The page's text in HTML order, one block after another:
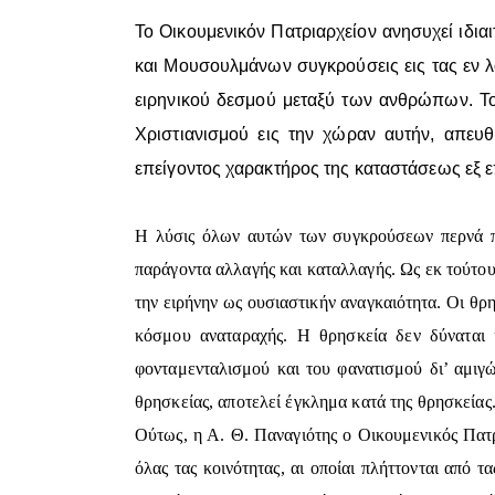
Το Οικουμενικόν Πατριαρχείον ανησυχεί
και Μουσουλμάνων συγκρούσεις εις τας
ειρηνικού δεσμού μεταξύ των ανθρώπων.
Χριστιανισμού εις την χώραν αυτήν,
επείγοντος χαρακτήρος της καταστάσεως
Η λύσις όλων αυτών των συγκρούσεων περνά
παράγοντα αλλαγής και καταλλαγής. Ως εκ
την ειρήνην ως ουσιαστικήν αναγκαιότητα. Οι
κόσμου αναταραχής. Η θρησκεία δεν
φονταμενταλισμού και του φανατισμού δι’
θρησκείας, αποτελεί έγκλημα κατά της
Ούτως, η Α. Θ. Παναγιότης ο Οικουμενικός
όλας τας κοινότητας, αι οποίαι πλήττονται